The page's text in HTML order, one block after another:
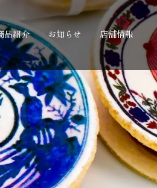
品紹介 お知らせ 店舗情報